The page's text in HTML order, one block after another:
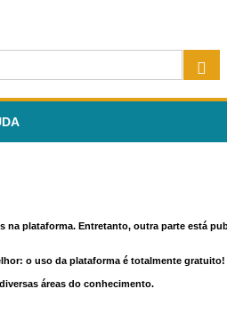
na plataforma. Entretanto, outra parte está
o uso da plataforma é totalmente gratuito!
áreas do conhecimento.